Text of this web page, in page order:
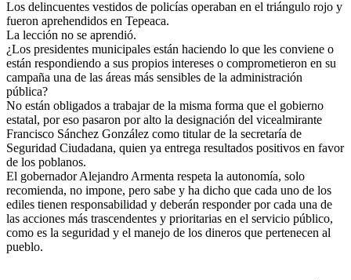
Los delincuentes vestidos de policías operaban en el triángulo rojo y
fueron aprehendidos en Tepeaca.
La lección no se aprendió.
¿Los presidentes municipales están haciendo lo que les conviene o
están respondiendo a sus propios intereses o comprometieron en su
campaña una de las áreas más sensibles de la administración
pública?
No están obligados a trabajar de la misma forma que el gobierno
estatal, por eso pasaron por alto la designación del vicealmirante
Francisco Sánchez González como titular de la secretaría de
Seguridad Ciudadana, quien ya entrega resultados positivos en favor
de los poblanos.
El gobernador Alejandro Armenta respeta la autonomía, solo
recomienda, no impone, pero sabe y ha dicho que cada uno de los
ediles tienen responsabilidad y deberán responder por cada una de
las acciones más trascendentes y prioritarias en el servicio público,
como es la seguridad y el manejo de los dineros que pertenecen al
pueblo.